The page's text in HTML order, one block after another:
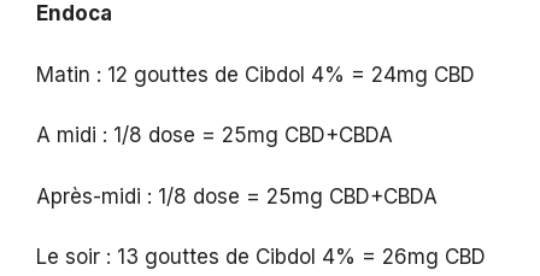
Endoca
Matin : 12 gouttes de Cibdol 4% = 24mg CBD
A midi : 1/8 dose = 25mg CBD+CBDA
Après-midi : 1/8 dose = 25mg CBD+CBDA
Le soir : 13 gouttes de Cibdol 4% = 26mg CBD